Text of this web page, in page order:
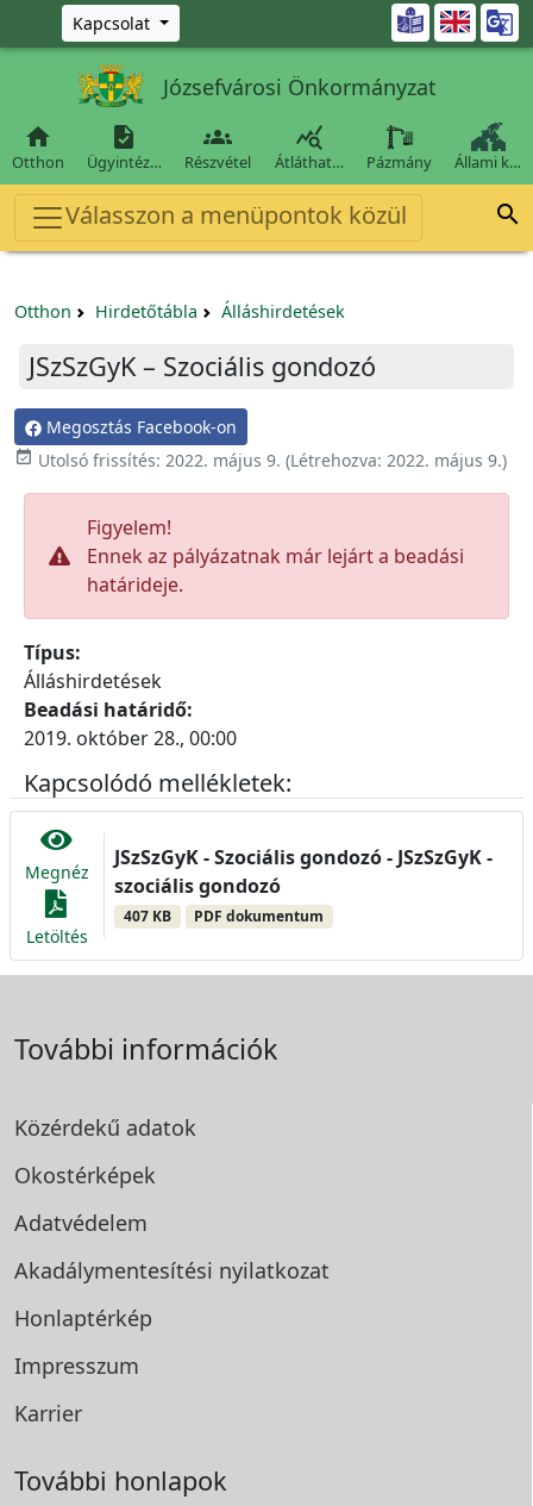
Ugrás a fő tartalomra
Kapcsolat 
Józsefvárosi Önkormányzat

Otthon

Ügyintéz…

Részvétel

Átláthat… Pázmány Állami k…
Válasszon a menüpontok közül 
Otthon Hirdetőtábla Álláshirdetések
JSzSzGyK – Szociális gondozó
Megosztás Facebook-on
 Utolsó frissítés: 2022. május 9. (Létrehozva: 2022. május 9.)
Figyelem!
Ennek az pályázatnak már lejárt a beadási
határideje.
Típus:
Álláshirdetések
Beadási határidő:
2019. október 28., 00:00
Kapcsolódó mellékletek:
Megnéz
Letöltés
JSzSzGyK - Szociális gondozó - JSzSzGyK -
szociális gondozó
407 KB PDF dokumentum
További információk
Közérdekű adatok
Okostérképek
Adatvédelem
Akadálymentesítési nyilatkozat
Honlaptérkép
Impresszum
Karrier
További honlapok